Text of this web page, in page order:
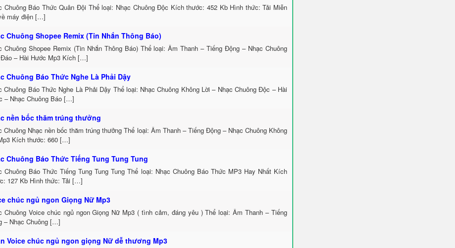
Chuông Báo Thức Quân Đội Thể loại: Nhạc Chuông Độc Kích thước: 452 Kb Hình thức: Tải Miễn
máy điện […]
Chuông Shopee Remix (Tin Nhắn Thông Báo)
Chuông Shopee Remix (Tin Nhắn Thông Báo) Thể loại: Âm Thanh – Tiếng Động – Nhạc Chuông
– Hài Hước Mp3 Kích […]
Chuông Báo Thức Nghe Là Phải Dậy
Chuông Báo Thức Nghe Là Phải Dậy Thể loại: Nhạc Chuông Không Lời – Nhạc Chuông Độc – Hài
– Nhạc Chuông Báo […]
nền bốc thăm trúng thưởng
Chuông Nhạc nền bốc thăm trúng thưởng Thể loại: Âm Thanh – Tiếng Động – Nhạc Chuông Không
Kích thước: 660 […]
Chuông Báo Thức Tiếng Tung Tung Tung
Chuông Báo Thức Tiếng Tung Tung Tung Thể loại: Nhạc Chuông Báo Thức MP3 Hay Nhất Kích
127 Kb Hình thức: Tải […]
chúc ngủ ngon Giọng Nữ Mp3
Chuông Voice chúc ngủ ngon Giọng Nữ Mp3 ( tình cảm, đáng yêu ) Thể loại: Âm Thanh – Tiếng
– Nhạc Chuông […]
Voice chúc ngủ ngon giọng Nữ dễ thương Mp3